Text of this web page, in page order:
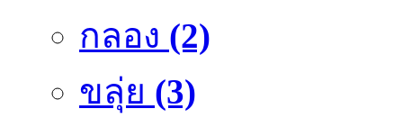
กลอง (2)
ขลุ่ย (3)